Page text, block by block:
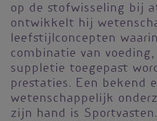
op de stofwisseling bij
ontwikkelt hij
leefstijlconcepten
combinatie van
suppletie toegepast
prestaties. Een bekend
wetenschappelijk
zijn hand is Sportvasten.